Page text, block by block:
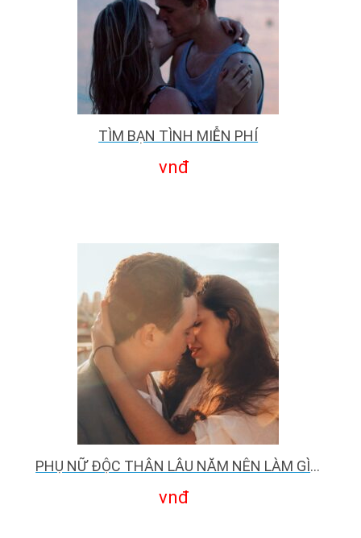
TÌM BẠN TÌNH MIỄN PHÍ
vnđ
PHỤ NỮ ĐỘC THÂN LÂU NĂM NÊN LÀM GÌ ĐỂ KHÔNG CÔ ĐƠN?
vnđ